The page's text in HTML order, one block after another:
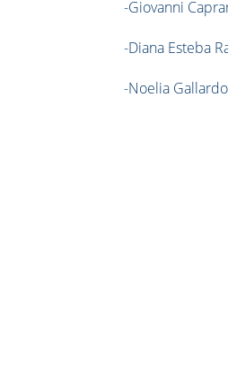
-Giovanni
-Diana Esteba
-Noelia